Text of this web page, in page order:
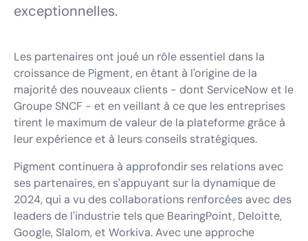
exceptionnelles.
Les partenaires ont joué un rôle essentiel dans la
croissance de Pigment, en étant à l'origine de la
majorité des nouveaux clients - dont ServiceNow et le
Groupe SNCF - et en veillant à ce que les entreprises
tirent le maximum de valeur de la plateforme grâce à
leur expérience et à leurs conseils stratégiques.
Pigment continuera à approfondir ses relations avec
ses partenaires, en s'appuyant sur la dynamique de
2024, qui a vu des collaborations renforcées avec des
leaders de l'industrie tels que BearingPoint, Deloitte,
Google, Slalom, et Workiva. Avec une approche